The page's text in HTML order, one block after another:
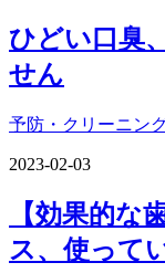
ひどい口臭
せん
予防・クリーニン
2023-02-03
【効果的な
ス、使って